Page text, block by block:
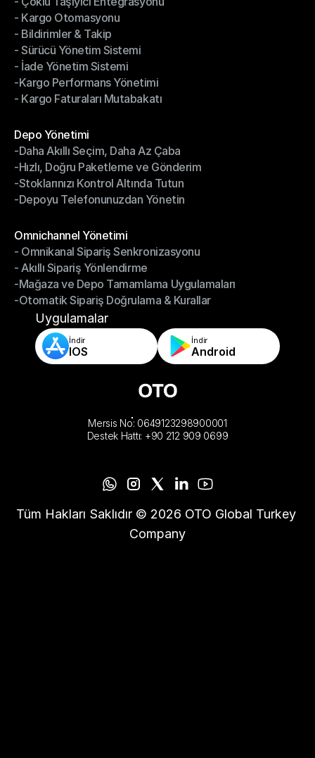
- Çoklu Taşıyıcı Entegrasyonu
- Kargo Otomasyonu
- Kargo Otomasyonu
- Bildirimler & Takip
- Bildirimler & Takip
- Sürücü Yönetim Sistemi
- Sürücü Yönetim Sistemi
- İade Yönetim Sistemi
- İade Yönetim Sistemi
-Kargo Performans Yönetimi
-Kargo Performans Yönetimi
- Kargo Faturaları Mutabakatı
Depo Yönetimi
Depo Yönetimi
-Daha Akıllı Seçim, Daha Az Çaba
-Daha Akıllı Seçim, Daha Az Çaba
-Hızlı, Doğru Paketleme ve Gönderim
-Hızlı, Doğru Paketleme ve Gönderim
-Stoklarınızı Kontrol Altında Tutun
-Stoklarınızı Kontrol Altında Tutun
-Depoyu Telefonunuzdan Yönetin
Omnichannel Yönetimi
Omnichannel Yönetimi
- Omnikanal Sipariş Senkronizasyonu
- Omnikanal Sipariş Senkronizasyonu
- Akıllı Sipariş Yönlendirme
- Akıllı Sipariş Yönlendirme
-Mağaza ve Depo Tamamlama Uygulamaları
-Mağaza ve Depo Tamamlama Uygulamaları
-Otomatik Sipariş Doğrulama & Kurallar
-Otomatik Sipariş Doğrulama & Kurallar
Uygulamalar
İndir
IOS
İndir
Android
Mersis No: 0649123298900001
Destek Hattı: +90 212 909 0699
Tüm Hakları Saklıdır © 2026 OTO Global Turkey
Company